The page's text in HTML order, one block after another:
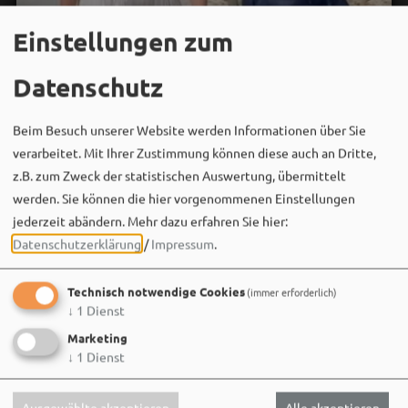
Bergwaldtheater
06. August um 18:08 via Facebook
Sei wie Luisa & Chiara!
Komm am 08.08. ins Bergwaldtheater und hol dir deinen
neuen Ohrwurm. 🎤✨
Gute Musik, beste Stimmung und ein Sommerabend,
der im Kopf bleibt. 🌿🎵
Einstellungen zum
Datenschutz
Beim Besuch unserer Website werden Informationen über Sie
verarbeitet. Mit Ihrer Zustimmung können diese auch an Dritte,
z.B. zum Zweck der statistischen Auswertung, übermittelt
werden. Sie können die hier vorgenommenen Einstellungen
jederzeit abändern. Mehr dazu erfahren Sie hier:
Datenschutzerklärung /Impressum.
Technisch notwendige Cookies(immer erforderlich)
↓ 1 Dienst
Marketing
↓ 1 Dienst